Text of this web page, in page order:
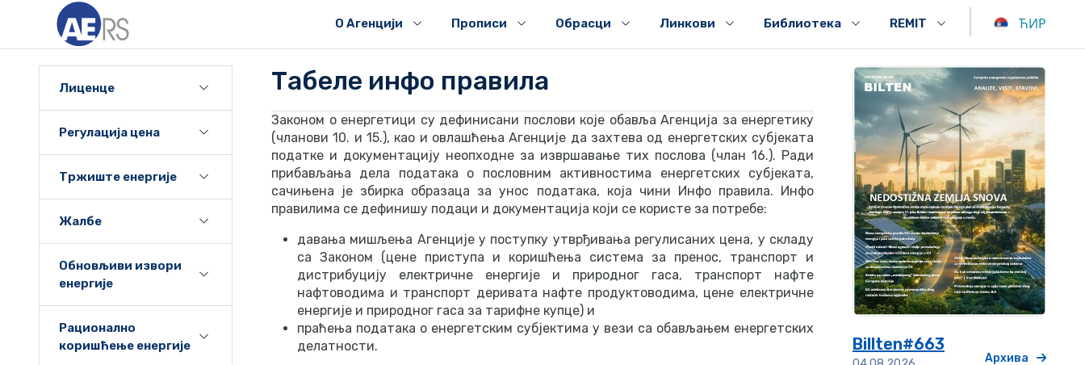
О Агенцији Прописи Обрасци Линкови Библиотека REMIT | ЋИР
Лиценце
Регулација цена
Тржиште енергије
Жалбе
Обновљиви извори
енергије
Рационално
коришћење енергије
Табеле инфо правила
Законом о енергетици су дефинисани послови које обавља Агенција за енергетику
(чланови 10. и 15.), као и овлашћења Агенције да захтева од енергетских субјеката
податке и документацију неопходне за извршавање тих послова (члан 16.). Ради
прибављања дела података о пословним активностима енергетских субјеката,
сачињена је збирка образаца за унос података, која чини Инфо правила. Инфо
правилима се дефинишу подаци и документација који се користе за потребе:
давања мишљења Агенције у поступку утврђивања регулисаних цена, у складу
са Законом (цене приступа и коришћења система за пренос, транспорт и
дистрибуцију електричне енергије и природног гаса, транспорт нафте
нафтоводима и транспорт деривата нафте продуктоводима, цене електричне
енергије и природног гаса за тарифне купце) и
праћења података о енергетским субјектима у вези са обављањем енергетских
делатности.
Billten#663
Архива